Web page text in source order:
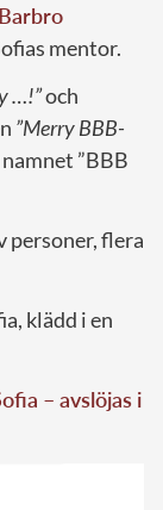
Barbro
mentor.
…!”och
”Merry BBB-
”BBB
personer, flera
klädd i en
– avslöjas i